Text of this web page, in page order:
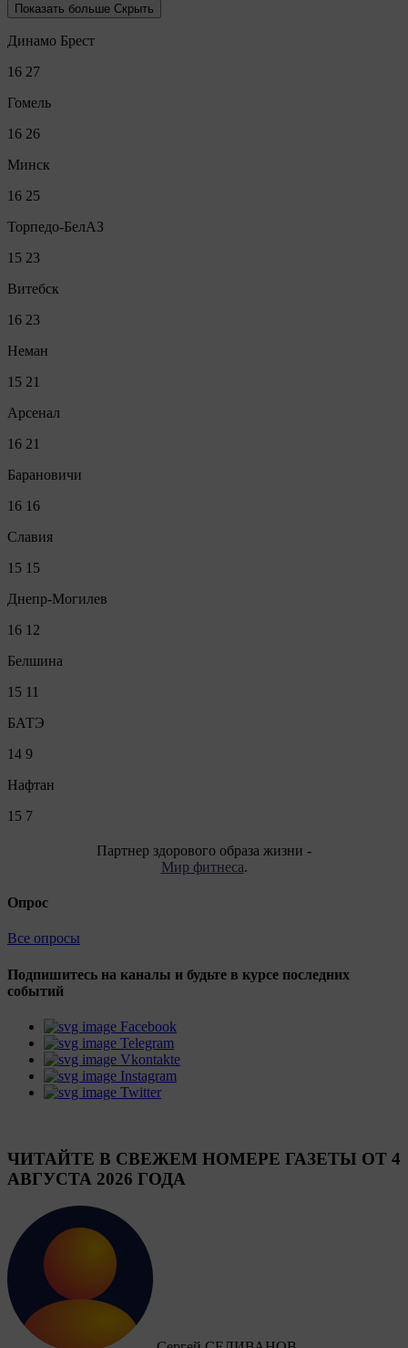
Показать больше Скрыть
Динамо Брест
16 27
Гомель
16 26
Минск
16 25
Торпедо-БелАЗ
15 23
Витебск
16 23
Неман
15 21
Арсенал
16 21
Барановичи
16 16
Славия
15 15
Днепр-Могилев
16 12
Белшина
15 11
БАТЭ
14 9
Нафтан
15 7
Партнер здорового образа жизни -
Мир фитнеса.
Опрос
Все опросы
Подпишитесь на каналы и будьте в курсе последних
событий
Facebook
Telegram
Vkontakte
Instagram
Twitter
ЧИТАЙТЕ В СВЕЖЕМ НОМЕРЕ ГАЗЕТЫ ОТ 4
АВГУСТА 2026 ГОДА